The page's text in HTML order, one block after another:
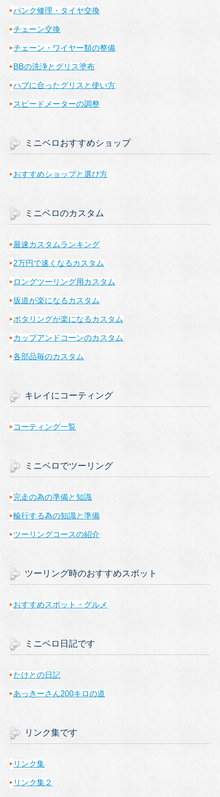
パンク修理・タイヤ交換
チェーン交換
チェーン・ワイヤー類の整備
BBの洗浄とグリス塗布
ハブに合ったグリスと使い方
スピードメーターの調整
ミニベロおすすめショップ
おすすめショップと選び方
ミニベロのカスタム
最速カスタムランキング
2万円で速くなるカスタム
ロングツーリング用カスタム
坂道が楽になるカスタム
ポタリングが楽になるカスタム
カップアンドコーンのカスタム
各部品毎のカスタム
キレイにコーティング
コーティング一覧
ミニベロでツーリング
完走の為の準備と知識
輪行する為の知識と準備
ツーリングコースの紹介
ツーリング時のおすすめスポット
おすすめスポット・グルメ
ミニベロ日記です
たけとの日記
あっきーさん200キロの道
リンク集です
リンク集
リンク集２